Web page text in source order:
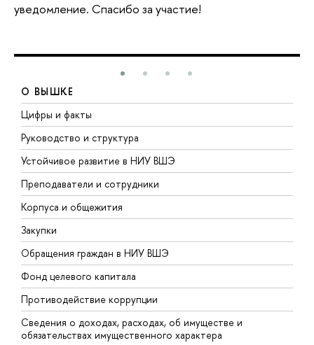
уведомление. Спасибо за участие!
О ВЫШКЕ
Цифры и факты
Руководство и структура
Устойчивое развитие в НИУ ВШЭ
Преподаватели и сотрудники
Корпуса и общежития
Закупки
Обращения граждан в НИУ ВШЭ
Фонд целевого капитала
Противодействие коррупции
Сведения о доходах, расходах, об имуществе и
обязательствах имущественного характера